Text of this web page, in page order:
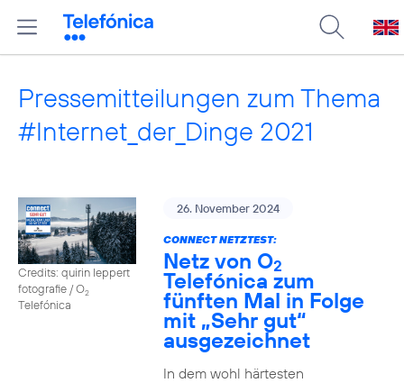
Pressemitteilungen zum Thema
#Internet_der_Dinge 2021
Credits: quirin leppert
fotografie / O2
Telefónica
26. November 2024
CONNECT NETZTEST:
Netz von O2
Telefónica zum
fünften Mal in Folge
mit „Sehr gut“
ausgezeichnet
In dem wohl härtesten